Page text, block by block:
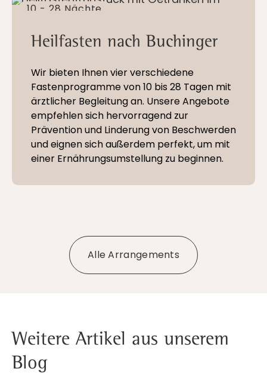
10 - 28 Nächte
Heilfasten nach Buchinger
Wir bieten Ihnen vier verschiedene
Fastenprogramme von 10 bis 28 Tagen mit
ärztlicher Begleitung an. Unsere Angebote
empfehlen sich hervorragend zur
Prävention und Linderung von Beschwerden
und eignen sich außerdem perfekt, um mit
einer Ernährungsumstellung zu beginnen.
Alle Arrangements
Weitere Artikel aus unserem
Blog